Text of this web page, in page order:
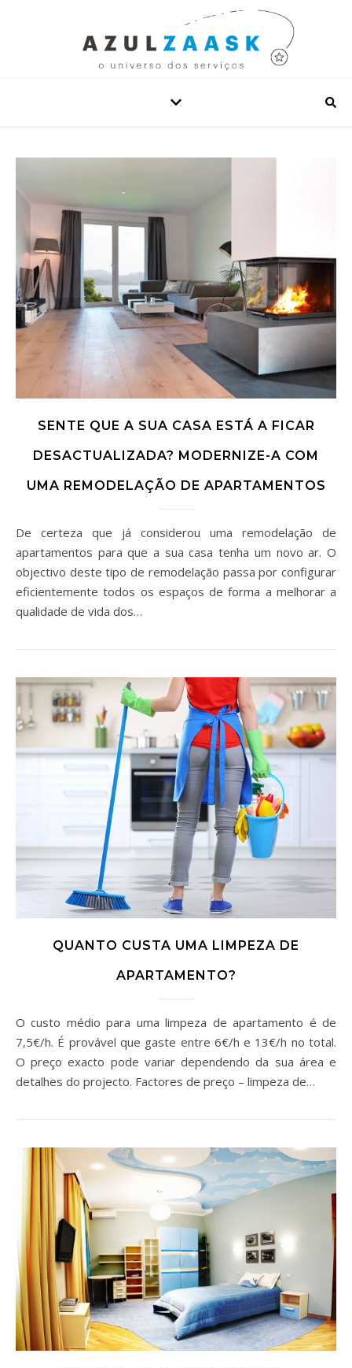
SENTE QUE A SUA CASA ESTÁ A FICAR
DESACTUALIZADA? MODERNIZE-A COM
UMA REMODELAÇÃO DE APARTAMENTOS
De certeza que já considerou uma remodelação de
apartamentos para que a sua casa tenha um novo ar. O
objectivo deste tipo de remodelação passa por configurar
eficientemente todos os espaços de forma a melhorar a
qualidade de vida dos…
QUANTO CUSTA UMA LIMPEZA DE
APARTAMENTO?
O custo médio para uma limpeza de apartamento é de
7,5€/h. É provável que gaste entre 6€/h e 13€/h no total.
O preço exacto pode variar dependendo da sua área e
detalhes do projecto. Factores de preço – limpeza de…